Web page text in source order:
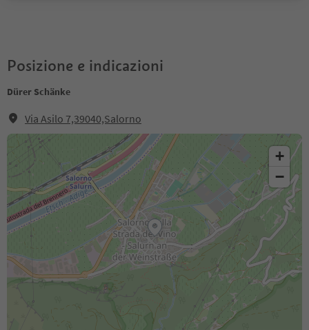
Posizione e indicazioni
Dürer Schänke
Via Asilo 7,39040,Salorno
+
−